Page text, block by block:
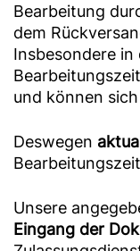
Bearbeitung
dem
Insbesondere
und können
Deswegen
Unsere
Eingang der